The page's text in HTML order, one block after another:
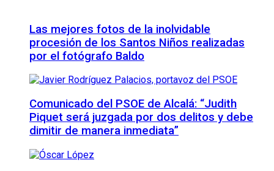
Las mejores fotos de la inolvidable
procesión de los Santos Niños realizadas
por el fotógrafo Baldo
Comunicado del PSOE de Alcalá: “Judith
Piquet será juzgada por dos delitos y debe
dimitir de manera inmediata”